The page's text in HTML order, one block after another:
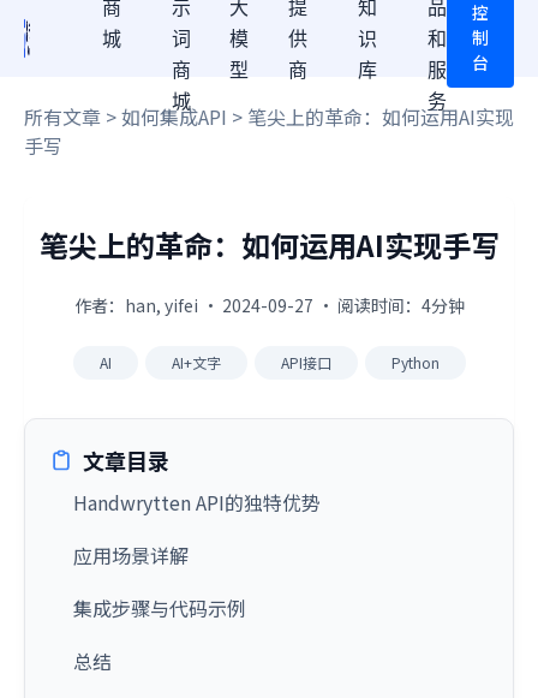
商
城
示
词
商
城
大
模
型
提
供
商
知
识
库
品
和
服
务
控
制
台
所有文章 >如何集成API > 笔尖上的革命：如何运用AI实现
手写
笔尖上的革命：如何运用AI实现手写
作者：han, yifei · 2024-09-27 · 阅读时间：4分钟
AI AI+文字 API接口 Python
文章目录
Handwrytten API的独特优势
应用场景详解
集成步骤与代码示例
总结